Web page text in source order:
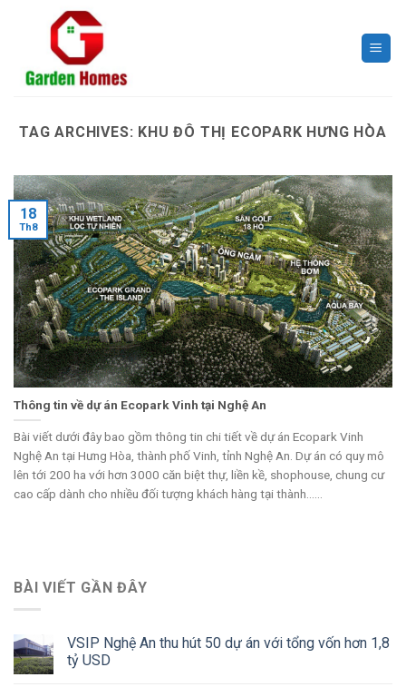
TAG ARCHIVES: KHU ĐÔ THỊ ECOPARK HƯNG HÒA
Thông tin về dự án Ecopark Vinh tại Nghệ An
Bài viết dưới đây bao gồm thông tin chi tiết về dự án Ecopark Vinh
Nghệ An tại Hưng Hòa, thành phố Vinh, tỉnh Nghệ An. Dự án có quy mô
lên tới 200 ha với hơn 3000 căn biệt thự, liền kề, shophouse, chung cư
cao cấp dành cho nhiều đối tượng khách hàng tại thành......
18
Th8
BÀI VIẾT GẦN ĐÂY
VSIP Nghệ An thu hút 50 dự án với tổng vốn hơn 1,8
tỷ USD